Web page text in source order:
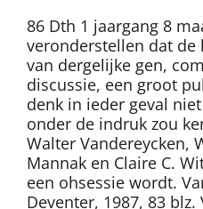
86 Dth 1 jaargang 8
veronderstellen dat de
van dergelijke gen,
discussie, een groot
denk in ieder geval
onder de indruk zou
Walter Vandereycken,
Mannak en Claire C.
een ohsessie wordt.
Deventer, 1987, 83